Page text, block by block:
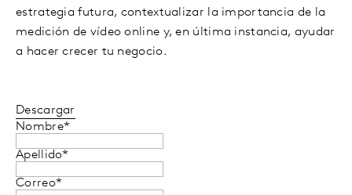
estrategia futura, contextualizar la importancia de la
medición de vídeo online y, en última instancia, ayudar
a hacer crecer tu negocio.
Descargar
Nombre*
Apellido*
Correo*